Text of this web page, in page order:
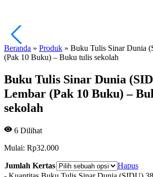
Beranda » Produk » Buku Tulis Sinar Dunia
(Pak 10 Buku) – Buku tulis sekolah
Buku Tulis Sinar Dunia
Lembar (Pak 10 Buku) –
sekolah
6 Dilihat
Mulai: Rp32.000
Jumlah Kertas
Hapus